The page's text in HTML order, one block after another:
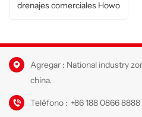
drenajes comerciales Howo
Agregar : National industry
china.
Teléfono : +86 188 0866 8888